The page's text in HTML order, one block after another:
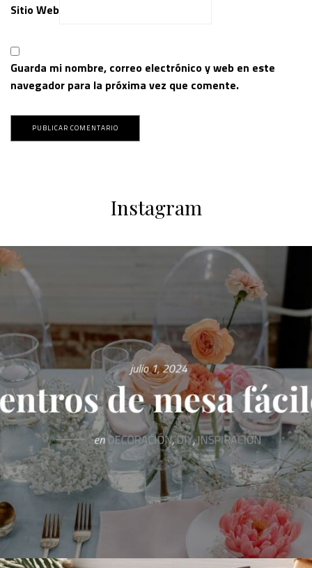
Sitio Web
Guarda mi nombre, correo electrónico y web en este
navegador para la próxima vez que comente.
Instagram